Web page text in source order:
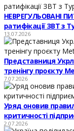
НЕВРЕГУЛЬОВАНІ
ратифікації ЗВТ з
13.07.2026
Представниця
тренінгу проєкту
7.07.2026
Уряд оновив
критичності
2.07.2026